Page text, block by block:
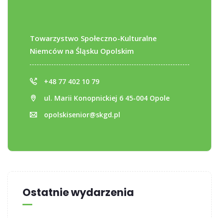
Towarzystwo Społeczno-Kulturalne
Niemców na Śląsku Opolskim
+48 77 402 10 79
ul. Marii Konopnickiej 6 45-004 Opole
opolskisenior@skgd.pl
Ostatnie wydarzenia